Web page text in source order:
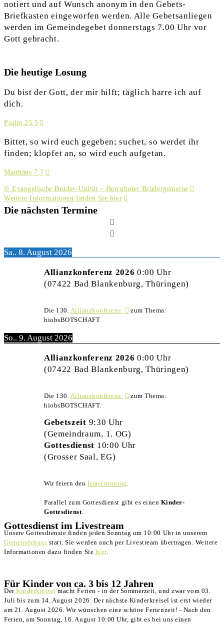
notiert und auf Wunsch anonym in den Gebets-
Briefkasten eingeworfen werden. Alle Gebetsanliegen
werden im Gemeindegebet donnerstags 7.00 Uhr vor
Gott gebracht.
Die heutige Losung
Du bist der Gott, der mir hilft; täglich harre ich auf
dich.
Psalm 25,5
Bittet, so wird euch gegeben; suchet, so werdet ihr
finden; klopfet an, so wird euch aufgetan.
Matthäus 7,7
© Evangelische Brüder-Unität – Herrnhuter Brüdergemeine
Weitere Informationen finden Sie hier
Die nächsten Termine
Sa.. 8. August 2026
Allianzkonferenz 2026 0:00 Uhr
(07422 Bad Blankenburg, Thüringen)
Die 130. Allianzkonferenz
zum Thema:
hiobsBOTSCHAFT.
So.. 9. August 2026
Allianzkonferenz 2026 0:00 Uhr
(07422 Bad Blankenburg, Thüringen)
Die 130. Allianzkonferenz
zum Thema:
hiobsBOTSCHAFT.
Gebetszeit 9:30 Uhr
(Gemeindraum, 1. OG)
Gottesdienst 10:00 Uhr
(Grosser Saal, EG)
Wir feiern den Israelsonntag .
Parallel zum Gottesdienst gibt es einen Kinder-
Gottesdienst.
Gottesdienst im Livestream
Unsere Gottesdienste finden jeden Sonntag um 10:00 Uhr in unserem
Gemeindehaus statt. Sie werden auch per Livestream übertragen. Weitere
Informationen dazu finden Sie hier.
Für Kinder von ca. 3 bis 12 Jahren
DerKinderkreisel macht Ferien - in der Sommerzeit, und zwar vom 03.
Juli bis zum 14. August 2026. Der nächste Kinderkreisel ist erst wieder
am 21. August 2026. Wir wünschen eine schöne Ferienzeit! - Nach den
Ferien, am Sonntag, 16. August 10:00 Uhr, gibt es bei uns einen